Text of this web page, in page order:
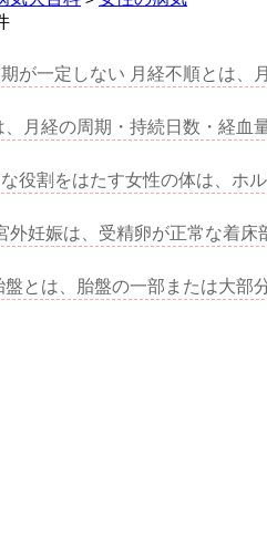
が一定しない 月経不順とは
、月経の周期・持続日数・経
役割をはたす女性の体は、ホ
妊娠は、受精卵が正常な着床
とは、胎盤の一部または大部